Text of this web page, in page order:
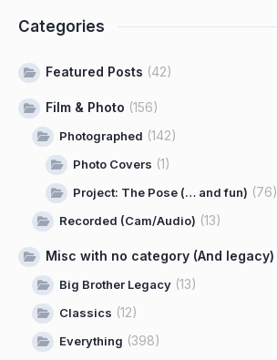
Categories
Featured Posts (42)
Film & Photo (156)
Photographed (142)
Photo Covers (1)
Project: The Pose (… and fun) (76)
Recorded (Cam/Audio) (13)
Misc with no category (And legacy)
Big Brother Legacy (13)
Classics (12)
Everything (398)